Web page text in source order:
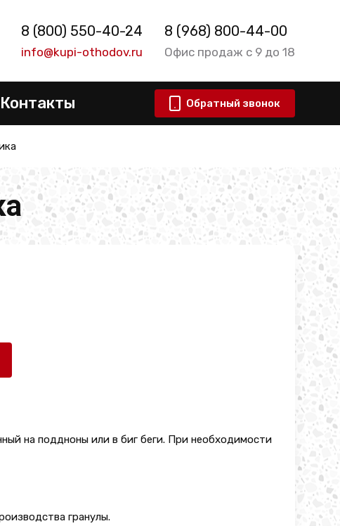
8 (800) 550-40-24
info@kupi-othodov.ru
8 (968) 800-44-00
Офис продаж с 9 до 18
Контакты Обратный звонок
на поддноны или в биг беги. При необходимости
гранулы.